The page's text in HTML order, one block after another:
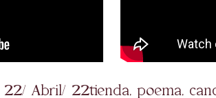
22/ Abril/ 22tienda, poema,